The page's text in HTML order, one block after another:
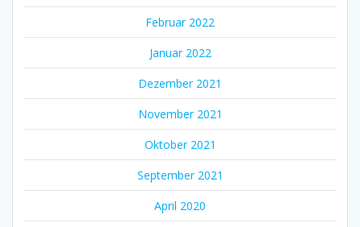
Februar 2022
Januar 2022
Dezember 2021
November 2021
Oktober 2021
September 2021
April 2020